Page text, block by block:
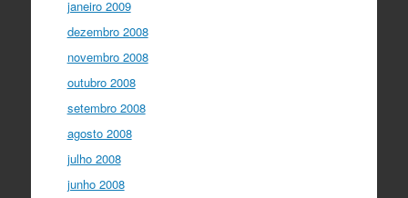
janeiro 2009
dezembro 2008
novembro 2008
outubro 2008
setembro 2008
agosto 2008
julho 2008
junho 2008